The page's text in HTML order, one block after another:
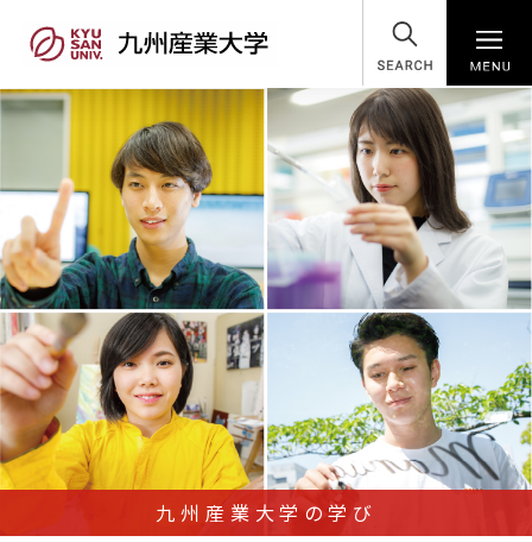
SEARCH
九州産業大学の学び